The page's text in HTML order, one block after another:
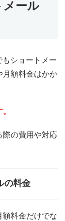
メール
ショートメー
月額料金はかか
際の費用や対応
の料金
額料金だけでな